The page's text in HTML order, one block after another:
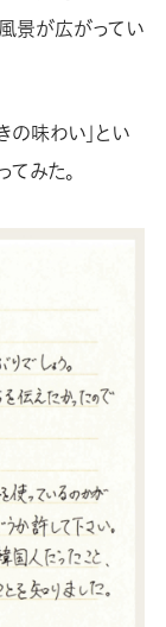
景が広がってい
の味わい」とい
みた。